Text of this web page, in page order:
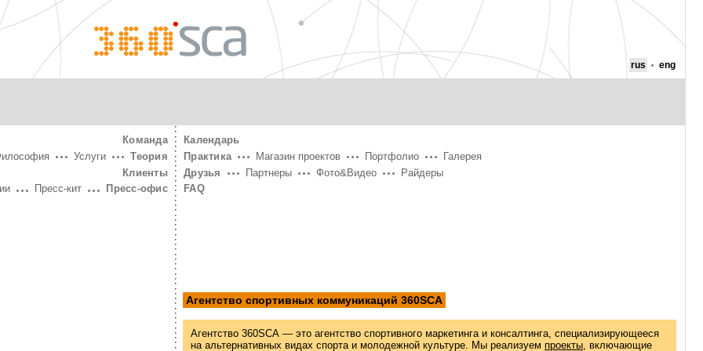
360° SCA
rus eng
Команда
Теория
Услуги
Клиенты
Пресс-офис
Пресс-кит
Календарь
Практика
Магазин проектов Портфолио
Галерея
Друзья
Партнеры Фото&Видео
Райдеры
FAQ
Агентство спортивных коммуникаций 360SCA
Агентство 360SCA — это агентство спортивного маркетинга и консалтинга, специализирующееся
на альтернативных видах спорта и молодежной культуре. Мы реализуем проекты , включающие